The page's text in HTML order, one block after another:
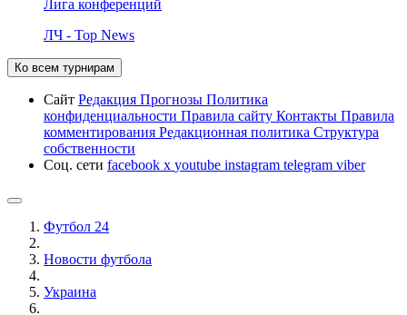
Лига конференций
ЛЧ - Top News
Ко всем турнирам
Сайт Редакция Прогнозы Политика
конфиденциальности Правила сайту Контакты Правила
комментирования Редакционная политика Структура
собственности
Соц. сети facebook x youtube instagram telegram viber
Футбол 24
Новости футбола
Украина